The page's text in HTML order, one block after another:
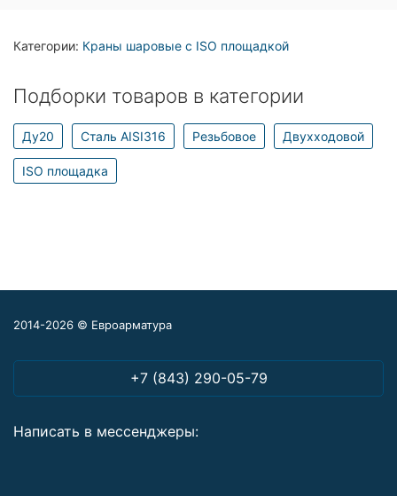
Категории: Краны шаровые с ISO площадкой
Подборки товаров в категории
Ду20 Сталь AISI316 Резьбовое Двухходовой
ISO площадка
2014-2026 © Евроарматура
+7 (843) 290-05-79
Написать в мессенджеры: